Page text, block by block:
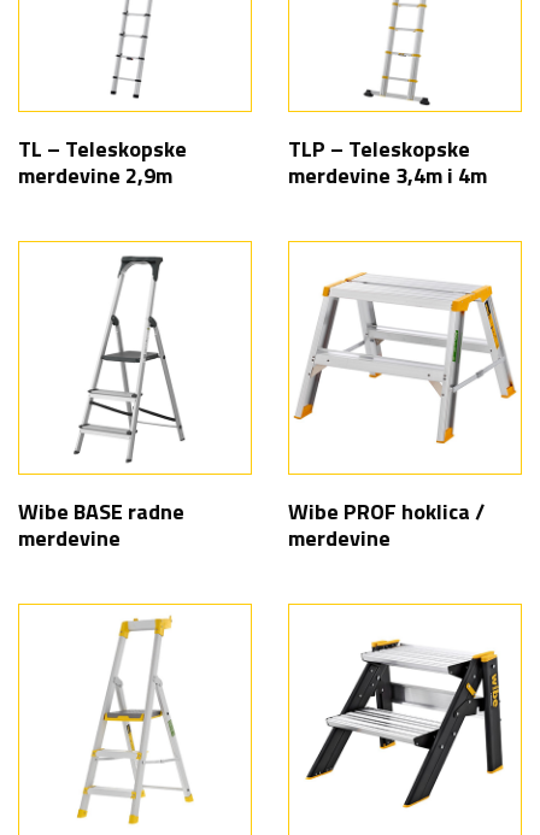
TL – Teleskopske
merdevine 2,9m
TLP – Teleskopske
merdevine 3,4m i 4m
Wibe BASE radne
merdevine
Wibe PROF hoklica /
merdevine